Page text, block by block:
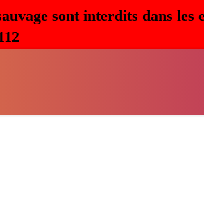
sont interdits dans les